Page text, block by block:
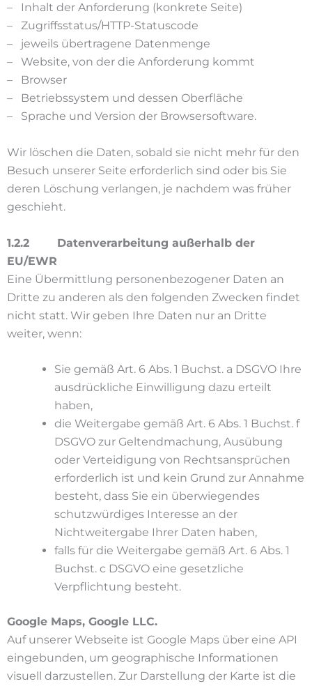
– Inhalt der Anforderung (konkrete Seite)
– Zugriffsstatus/HTTP-Statuscode
– jeweils übertragene Datenmenge
– Website, von der die Anforderung kommt
– Browser
– Betriebssystem und dessen Oberfläche
– Sprache und Version der Browsersoftware.
Wir löschen die Daten, sobald sie nicht mehr für den
Besuch unserer Seite erforderlich sind oder bis Sie
deren Löschung verlangen, je nachdem was früher
geschieht.
1.2.2 Datenverarbeitung außerhalb der
EU/EWR
Eine Übermittlung personenbezogener Daten an
Dritte zu anderen als den folgenden Zwecken findet
nicht statt. Wir geben Ihre Daten nur an Dritte
weiter, wenn:
Sie gemäß Art. 6 Abs. 1 Buchst. a DSGVO Ihre
ausdrückliche Einwilligung dazu erteilt
haben,
die Weitergabe gemäß Art. 6 Abs. 1 Buchst. f
DSGVO zur Geltendmachung, Ausübung
oder Verteidigung von Rechtsansprüchen
erforderlich ist und kein Grund zur Annahme
besteht, dass Sie ein überwiegendes
schutzwürdiges Interesse an der
Nichtweitergabe Ihrer Daten haben,
falls für die Weitergabe gemäß Art. 6 Abs. 1
Buchst. c DSGVO eine gesetzliche
Verpflichtung besteht.
Google Maps, Google LLC.
Auf unserer Webseite ist Google Maps über eine API
eingebunden, um geographische Informationen
visuell darzustellen. Zur Darstellung der Karte ist die